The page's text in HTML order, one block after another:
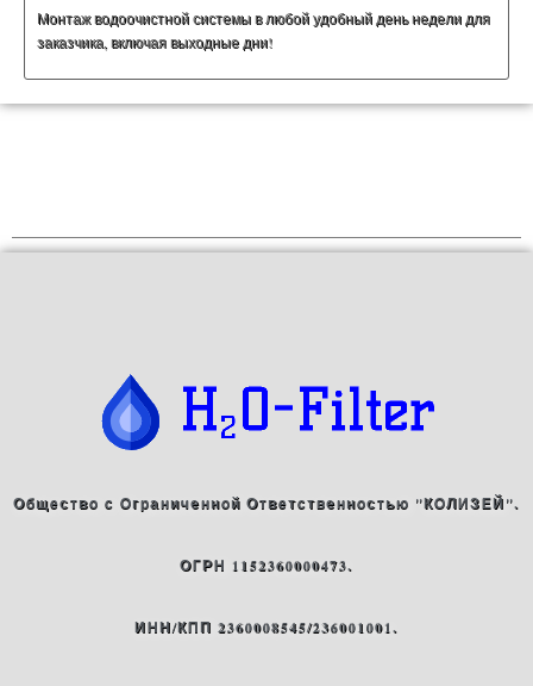
Монтаж водоочистной системы в любой удобный день недели для
заказчика, включая выходные дни!
Общество с Ограниченной Ответственностью "КОЛИЗЕЙ".
ОГРН 1152360000473.
ИНН/КПП 2360008545/236001001.